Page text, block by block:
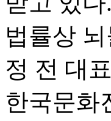
법률상
정 전 대
한국문화